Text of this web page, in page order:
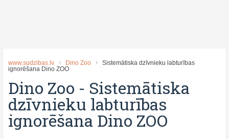
www.sudzibas.lv Dino Zoo
Sistemātiska dzīvnieku labturības
ignorēšana Dino ZOO
Dino Zoo - Sistemātiska
dzīvnieku labturības
ignorēšana Dino ZOO